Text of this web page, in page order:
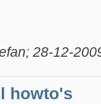
28-12-
howto's